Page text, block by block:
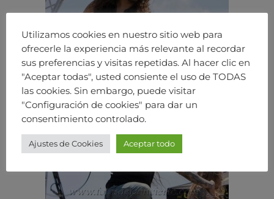
Utilizamos cookies en nuestro sitio web para
ofrecerle la experiencia más relevante al recordar
sus preferencias y visitas repetidas. Al hacer clic en
"Aceptar todas", usted consiente el uso de TODAS
las cookies. Sin embargo, puede visitar
"Configuración de cookies" para dar un
consentimiento controlado.
Ajustes de Cookies Aceptar todo